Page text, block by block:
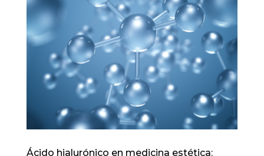
Ácido hialurónico en medicina estética: